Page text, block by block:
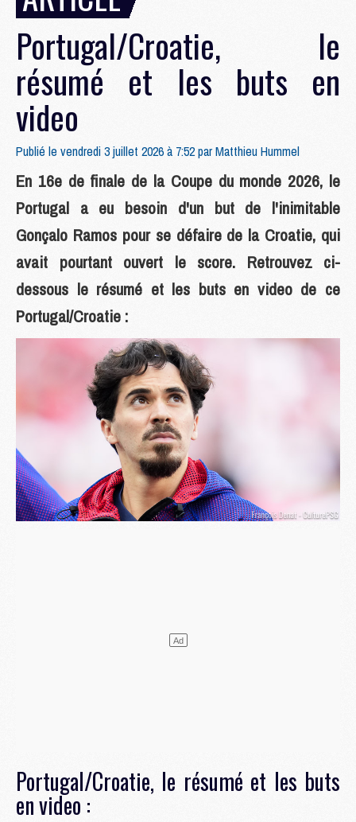
Portugal/Croatie, le
résumé et les buts en
video
Publié le vendredi 3 juillet 2026 à 7:52 parMatthieu Hummel
En 16e de finale de la Coupe du monde 2026, le
Portugal a eu besoin d'un but de l'inimitable
Gonçalo Ramos pour se défaire de la Croatie, qui
avait pourtant ouvert le score. Retrouvez ci-
dessous le résumé et les buts en video de ce
Portugal/Croatie :
Portugal/Croatie, le résumé et les buts
en video :